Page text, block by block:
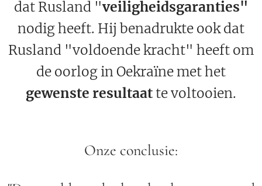
dat Rusland "veiligheidsgaranties"
nodig heeft. Hij benadrukte ook dat
Rusland "voldoende kracht" heeft om
de oorlog in Oekraïne met het
gewenste resultaatte voltooien.
Onze conclusie: